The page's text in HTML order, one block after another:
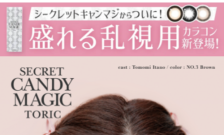
ランド。
DIA14.5mmの「盛れる」大きめサイズで、元祖ちゅるんカラコン
「キャンマジ3番」や王道黒コン「キャンマジ5番」をはじめ、平
成・令和のギャルカラコン、細フチ・太フチカラコン、水光カラ
コンなど、トレンドのカラコンを生み出し続けています。
2025年にはラメ入りカラコンが登場＆水光カラーは軸固定の回ら
ない水光カラコンに進化し、
レンズスペックもUVカット機能・うるおい成分を追加＆高含水レ
ンズにリニューアル！
さらに待望の乱視用カラコン secretcandymagic toric（シークレッ